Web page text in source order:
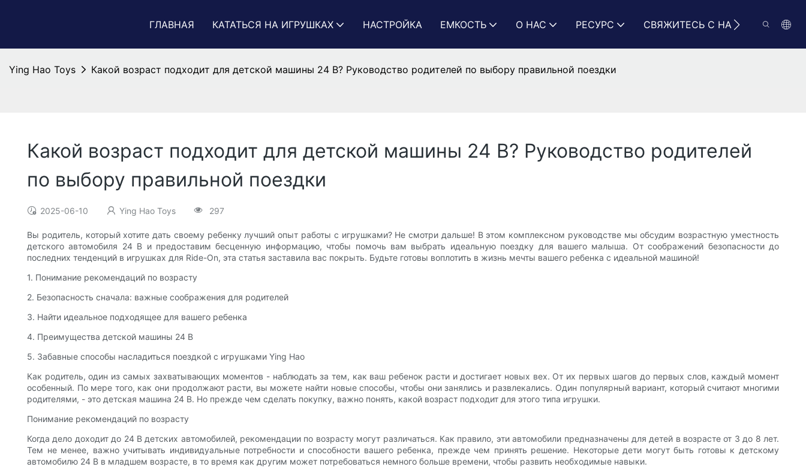
ГЛАВНАЯ КАТАТЬСЯ НА ИГРУШКАХ НАСТРОЙКА ЕМКОСТЬ О НАС РЕСУРС СВЯЖИТЕСЬ С НАМИ
Ying Hao Toys Какой возраст подходит для детской машины 24 В? Руководство родителей по выбору правильной поездки
Какой возраст подходит для детской машины 24 В? Руководство родителей
по выбору правильной поездки
2025-06-10 Ying Hao Toys 297
Вы родитель, который хотите дать своему ребенку лучший опыт работы с игрушками? Не смотри дальше! В этом комплексном руководстве мы обсудим возрастную уместность
детского автомобиля 24 В и предоставим бесценную информацию, чтобы помочь вам выбрать идеальную поездку для вашего малыша. От соображений безопасности до
последних тенденций в игрушках для Ride-On, эта статья заставила вас покрыть. Будьте готовы воплотить в жизнь мечты вашего ребенка с идеальной машиной!
1. Понимание рекомендаций по возрасту
2. Безопасность сначала: важные соображения для родителей
3. Найти идеальное подходящее для вашего ребенка
4. Преимущества детской машины 24 В
5. Забавные способы насладиться поездкой с игрушками Ying Hao
Как родитель, один из самых захватывающих моментов - наблюдать за тем, как ваш ребенок расти и достигает новых вех. От их первых шагов до первых слов, каждый момент
особенный. По мере того, как они продолжают расти, вы можете найти новые способы, чтобы они занялись и развлекались. Один популярный вариант, который считают многими
родителями, - это детская машина 24 В. Но прежде чем сделать покупку, важно понять, какой возраст подходит для этого типа игрушки.
Понимание рекомендаций по возрасту
Когда дело доходит до 24 В детских автомобилей, рекомендации по возрасту могут различаться. Как правило, эти автомобили предназначены для детей в возрасте от 3 до 8 лет.
Тем не менее, важно учитывать индивидуальные потребности и способности вашего ребенка, прежде чем принять решение. Некоторые дети могут быть готовы к детскому
автомобилю 24 В в младшем возрасте, в то время как другим может потребоваться немного больше времени, чтобы развить необходимые навыки.